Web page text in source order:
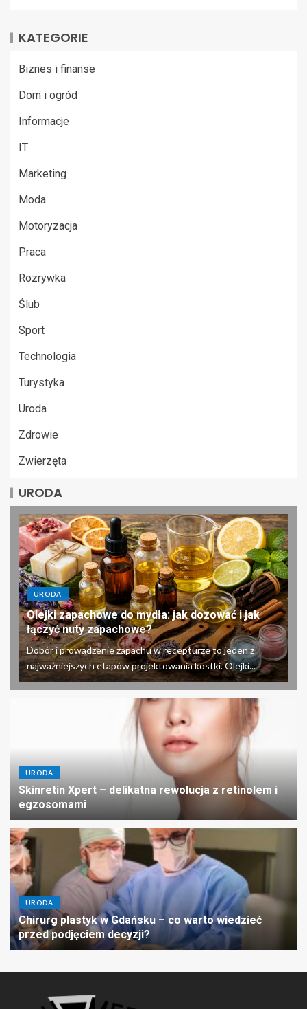
KATEGORIE
Biznes i finanse
Dom i ogród
Informacje
IT
Marketing
Moda
Motoryzacja
Praca
Rozrywka
Ślub
Sport
Technologia
Turystyka
Uroda
Zdrowie
Zwierzęta
URODA
URODA
Olejki zapachowe do mydła: jak dozować i jak
łączyć nuty zapachowe?
Dobór i prowadzenie zapachu w recepturze to jeden z
najważniejszych etapów projektowania kostki. Olejki...
URODA
Skinretin Xpert – delikatna rewolucja z retinolem i
egzosomami
URODA
Chirurg plastyk w Gdańsku – co warto wiedzieć
przed podjęciem decyzji?